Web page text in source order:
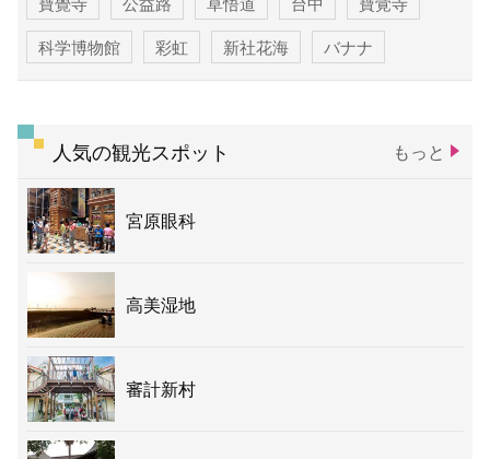
科学博物館
彩虹 新社花海 バナナ
人気の観光スポット もっと
宮原眼科
高美湿地
審計新村